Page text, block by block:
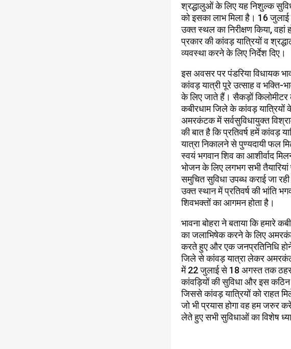
श्रद्धालुओं के लिए यह निशुल्क
को इसका लाभ मिला है। 16 जुलाई
उक्त स्थल का निरीक्षण किया, वहां
प्रकार की कांवड़ यात्रियों व
व्यवस्था करने के लिए निर्देश दिए।
इस अवसर पर पंडरिया विधायक
कांवड़ यात्री पूरे उत्साह व
के लिए जाते हैं। सैकड़ों
कबीरधाम जिले के कांवड़ यात्रियों
अमरकंटक में सर्वसुविधायुक्त
की बात है कि प्रतिवर्ष हमें कांवड़
यात्रा निकालने से पुण्यदायी फल
स्वयं भगवान शिव का आशीर्वाद
भोजन के लिए लगभग सभी
समुचित सुविधा उपब्ध कराई जा
उक्त स्थान में प्रतिवर्ष की भांति
शिवभक्तों का आगमन होता है।
भावना बोहरा ने बताया कि हमारे
का जलाभिषेक करने के लिए
करते हुए और एक जनप्रतिनिधि
जिले से कांवड़ यात्रा लेकर
में 22 जुलाई से 18 अगस्त तक
कांवड़ियों की सुविधा और इस
जिससे कांवड़ यात्रियों को राहत
जो भी प्रयास होगा वह हम जरुर
लेते हुए सभी सुविधाओं का विशेष